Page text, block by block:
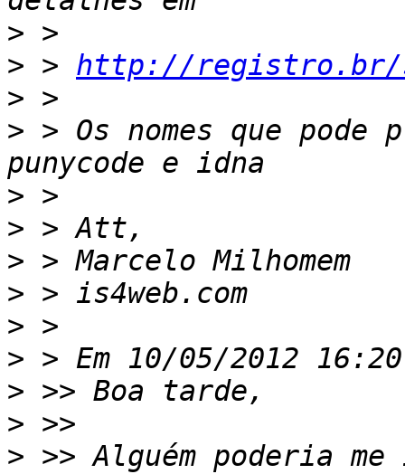
>
> > http://registro.br/
>
> > Os nomes que
>
>
>
>
>
>
>
>
> >> Alguém poderia